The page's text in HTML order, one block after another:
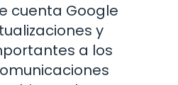
cuenta Google
y
a los